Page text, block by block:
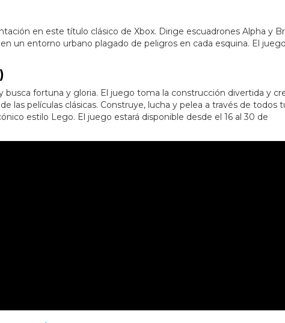
en este título clásico de Xbox. Dirige escuadrones Alpha y
un entorno urbano plagado de peligros en cada esquina. El
fortuna y gloria. El juego toma la construcción divertida y
las películas clásicas. Construye, lucha y pelea a través de todos
estilo Lego. El juego estará disponible desde el 16 al 30 de